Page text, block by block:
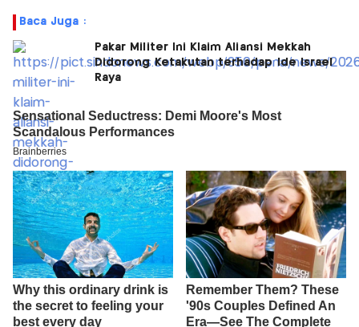
Baca Juga :
Pakar Militer Ini Klaim Aliansi Mekkah
Didorong Ketakutan terhadap Ide Israel
Raya